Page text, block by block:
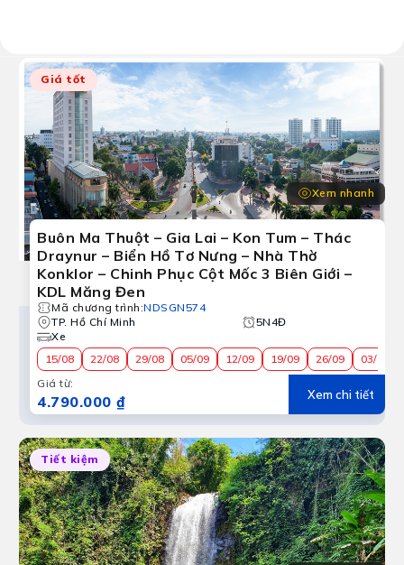
Giá tốt
Xem nhanh
Buôn Ma Thuột – Gia Lai – Kon Tum – Thác
Draynur – Biển Hồ Tơ Nưng – Nhà Thờ
Konklor – Chinh Phục Cột Mốc 3 Biên Giới –
KDL Măng Đen
Mã chương trình:NDSGN574
TP. Hồ Chí Minh
5N4Đ
Xe
15/08
22/08 29/08 05/09 12/09 19/09 26/09
03/10
Giá từ:
4.790.000 ₫ Xem chi tiết
Tiết kiệm